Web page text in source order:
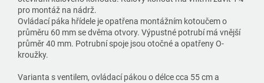
pro montáž na nádrž.
Ovládací páka hřídele je opatřena montážním kotoučem o
průměru 60 mm se dvěma otvory. Výpustné potrubí má vnější
průměr 40 mm. Potrubní spoje jsou otočné a opatřeny O-
kroužky.
Varianta s ventilem, ovládací pákou o délce cca 55 cm a